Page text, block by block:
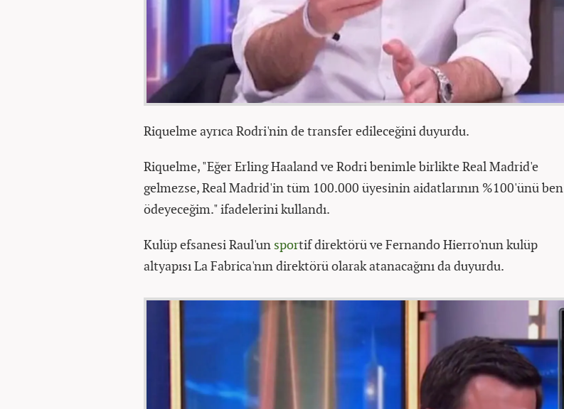
Riquelme ayrıca Rodri'nin de transfer edileceğini duyurdu.
Riquelme, "Eğer Erling Haaland ve Rodri benimle birlikte Real Madrid'e
gelmezse, Real Madrid'in tüm 100.000 üyesinin aidatlarının %100'ünü ben
ödeyeceğim." ifadelerini kullandı.
Kulüp efsanesi Raul'un sportif direktörü ve Fernando Hierro'nun kulüp
altyapısı La Fabrica'nın direktörü olarak atanacağını da duyurdu.